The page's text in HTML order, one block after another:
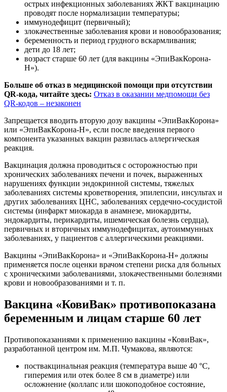
острых инфекционных заболеваниях ЖКТ вакцинацию
проводят после нормализации температуры;
иммунодефицит (первичный);
злокачественные заболевания крови и новообразования;
беременность и период грудного вскармливания;
дети до 18 лет;
возраст старше 60 лет (для вакцины «ЭпиВакКорона-
Н»).
Больше об отказ в медицинской помощи при отсутствии
QR-кода, читайте здесь: Отказ в оказании медпомощи без
QR-кодов – незаконен
Запрещается вводить вторую дозу вакцины «ЭпиВакКорона»
или «ЭпиВакКорона-Н», если после введения первого
компонента указанных вакцин развилась аллергическая
реакция.
Вакцинация должна проводиться с осторожностью при
хронических заболеваниях печени и почек, выраженных
нарушениях функции эндокринной системы, тяжелых
заболеваниях системы кроветворения, эпилепсии, инсультах и
других заболеваниях ЦНС, заболеваниях сердечно-сосудистой
системы (инфаркт миокарда в анамнезе, миокардиты,
эндокардиты, перикардиты, ишемическая болезнь сердца),
первичных и вторичных иммунодефицитах, аутоиммунных
заболеваниях, у пациентов с аллергическими реакциями.
Вакцины «ЭпиВакКорона» и «ЭпиВакКорона-Н» должны
применяется после оценки врачом степени риска для больных
с хроническими заболеваниями, злокачественными болезнями
крови и новообразованиями и т. п.
Вакцина «КовиВак» противопоказана
беременным и лицам старше 60 лет
Противопоказаниями к применению вакцины «КовиВак»,
разработанной центром им. М.П. Чумакова, являются:
поствакцинальная реакция (температура выше 40 °С,
гиперемия или отек более 8 см в диаметре) или
осложнение (коллапс или шокоподобное состояние,